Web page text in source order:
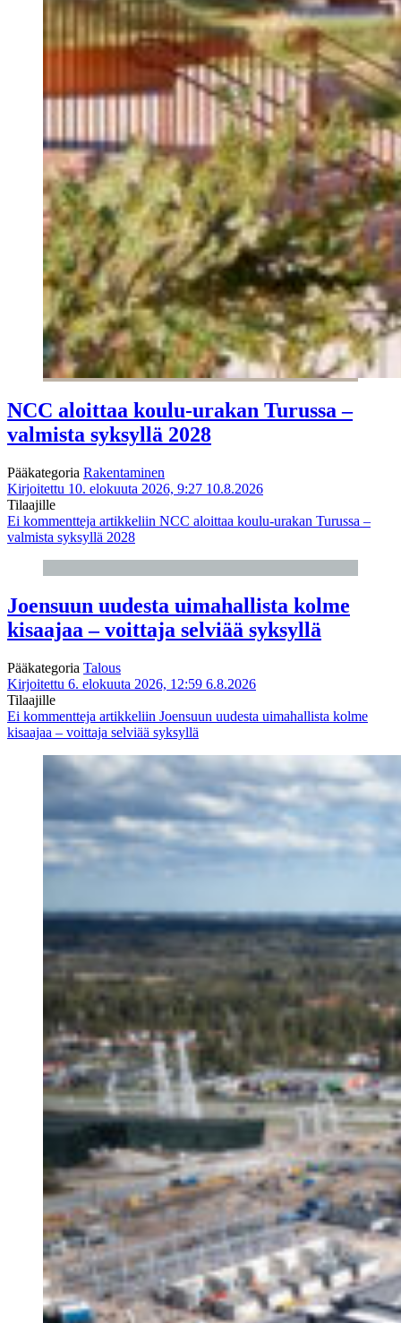
NCC aloittaa koulu-urakan Turussa –
valmista syksyllä 2028
Pääkategoria Rakentaminen
Kirjoitettu 10. elokuuta 2026, 9:27 10.8.2026
Tilaajille
Ei kommentteja artikkeliin NCC aloittaa koulu-urakan Turussa –
valmista syksyllä 2028
Joensuun uudesta uimahallista kolme
kisaajaa – voittaja selviää syksyllä
Pääkategoria Talous
Kirjoitettu 6. elokuuta 2026, 12:59 6.8.2026
Tilaajille
Ei kommentteja artikkeliin Joensuun uudesta uimahallista kolme
kisaajaa – voittaja selviää syksyllä